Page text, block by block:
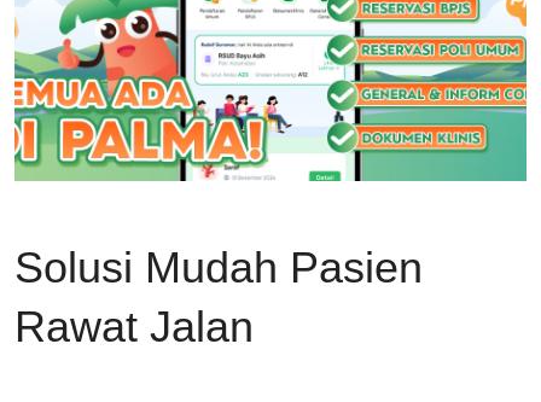
Solusi Mudah Pasien
Rawat Jalan